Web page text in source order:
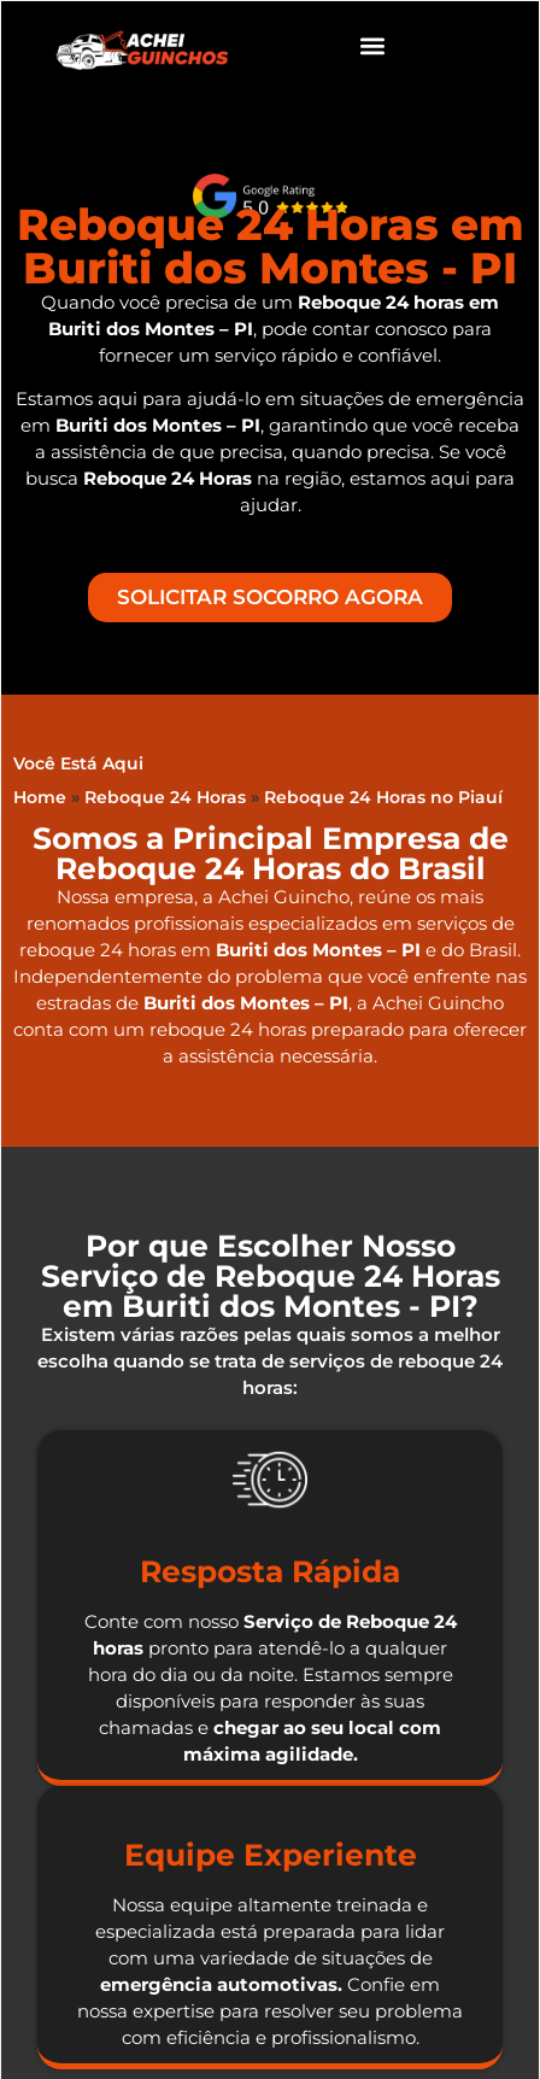
Reboque 24 Horas em
Buriti dos Montes - PI
Quando você precisa de um Reboque 24 horas em
Buriti dos Montes – PI, pode contar conosco para
fornecer um serviço rápido e confiável.
Estamos aqui para ajudá-lo em situações de emergência
em Buriti dos Montes – PI, garantindo que você receba
a assistência de que precisa, quando precisa. Se você
busca Reboque 24 Horas na região, estamos aqui para
ajudar.
SOLICITAR SOCORRO AGORA
Você Está Aqui
Home » Reboque 24 Horas » Reboque 24 Horas no Piauí
Somos a Principal Empresa de
Reboque 24 Horas do Brasil
Nossa empresa, a Achei Guincho, reúne os mais
renomados profissionais especializados em serviços de
reboque 24 horas em Buriti dos Montes – PI e do Brasil.
Independentemente do problema que você enfrente nas
estradas de Buriti dos Montes – PI, a Achei Guincho
conta com um reboque 24 horas preparado para oferecer
a assistência necessária.
Por que Escolher Nosso
Serviço de Reboque 24 Horas
em Buriti dos Montes - PI?
Existem várias razões pelas quais somos a melhor
escolha quando se trata de serviços de reboque 24
horas:
Resposta Rápida
Conte com nosso Serviço de Reboque 24
horas pronto para atendê-lo a qualquer
hora do dia ou da noite. Estamos sempre
disponíveis para responder às suas
chamadas e chegar ao seu local com
máxima agilidade.
Equipe Experiente
Nossa equipe altamente treinada e
especializada está preparada para lidar
com uma variedade de situações de
emergência automotivas. Confie em
nossa expertise para resolver seu problema
com eficiência e profissionalismo.